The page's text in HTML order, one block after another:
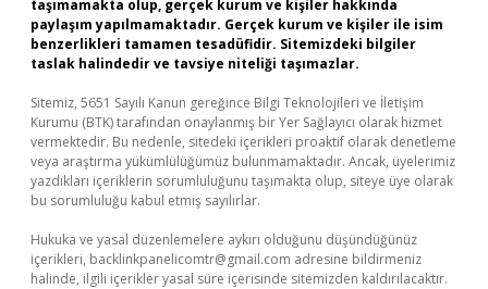
taşımamakta olup, gerçek kurum ve kişiler hakkında
paylaşım yapılmamaktadır. Gerçek kurum ve kişiler ile isim
benzerlikleri tamamen tesadüfidir. Sitemizdeki bilgiler
taslak halindedir ve tavsiye niteliği taşımazlar.
Sitemiz, 5651 Sayılı Kanun gereğince Bilgi Teknolojileri ve İletişim
Kurumu (BTK) tarafından onaylanmış bir Yer Sağlayıcı olarak hizmet
vermektedir. Bu nedenle, sitedeki içerikleri proaktif olarak denetleme
veya araştırma yükümlülüğümüz bulunmamaktadır. Ancak, üyelerimiz
yazdıkları içeriklerin sorumluluğunu taşımakta olup, siteye üye olarak
bu sorumluluğu kabul etmiş sayılırlar.
Hukuka ve yasal düzenlemelere aykırı olduğunu düşündüğünüz
içerikleri, backlinkpanelicomtr@gmail.com adresine bildirmeniz
halinde, ilgili içerikler yasal süre içerisinde sitemizden kaldırılacaktır.